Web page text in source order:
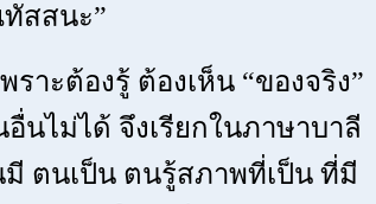
สสนะ”
ราะต้องรู้ ต้องเห็น “ของจริง”
นไม่ได้ จึงเรียกในภาษาบาลี
มี ตนเป็น ตนรู้สภาพที่เป็น ที่มี